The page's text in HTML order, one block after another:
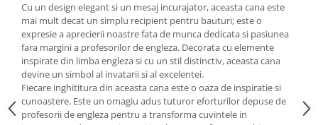
Cu un design elegant si un mesaj incurajator, aceasta cana este
mai mult decat un simplu recipient pentru bauturi; este o
expresie a aprecierii noastre fata de munca dedicata si pasiunea
fara margini a profesorilor de engleza. Decorata cu elemente
inspirate din limba engleza si cu un stil distinctiv, aceasta cana
devine un simbol al invatarii si al excelentei.
Fiecare inghititura din aceasta cana este o oaza de inspiratie si
cunoastere. Este un omagiu adus tuturor eforturilor depuse de
profesorii de engleza pentru a transforma cuvintele in